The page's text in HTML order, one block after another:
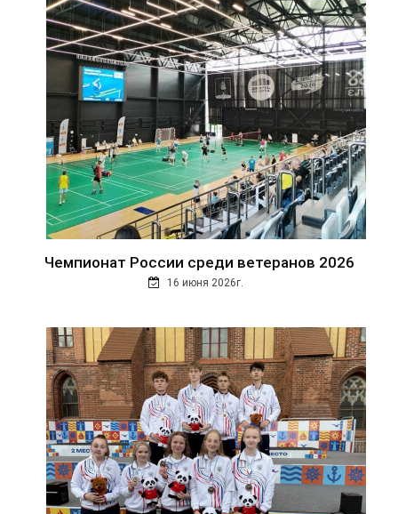
Чемпионат России среди ветеранов 2026
16 июня 2026г.